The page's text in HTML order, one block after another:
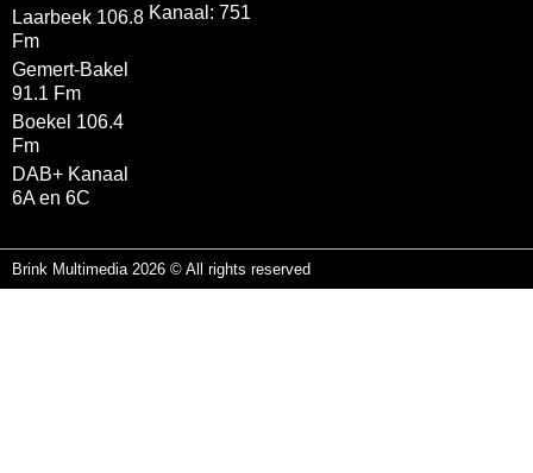
Laarbeek 106.8
Fm
Gemert-Bakel
91.1 Fm
Boekel 106.4
Fm
DAB+ Kanaal
6A en 6C
Kanaal: 751
Brink Multimedia 2026 © All rights reserved